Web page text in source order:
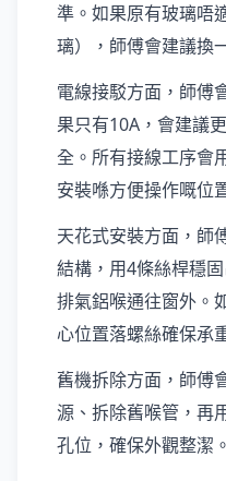
準。如果原有玻璃唔
璃），師傅會建議換
電線接駁方面，師傅
果只有10A，會建議
全。所有接線工序會
安裝喺方便操作嘅位
天花式安裝方面，師
結構，用4條絲桿穩
排氣鋁喉通往窗外。
心位置落螺絲確保承
舊機拆除方面，師傅
源、拆除舊喉管，再
孔位，確保外觀整潔。